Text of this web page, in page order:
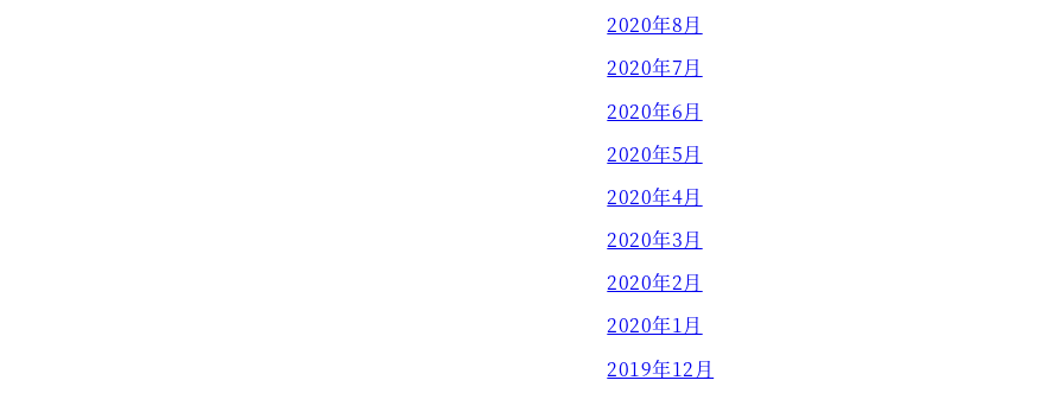
2020年8月
2020年7月
2020年6月
2020年5月
2020年4月
2020年3月
2020年2月
2020年1月
2019年12月